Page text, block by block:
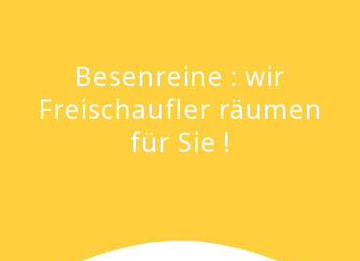
Besenreine : wir
Freischaufler räumen
für Sie !